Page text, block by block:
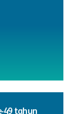
49 tahun